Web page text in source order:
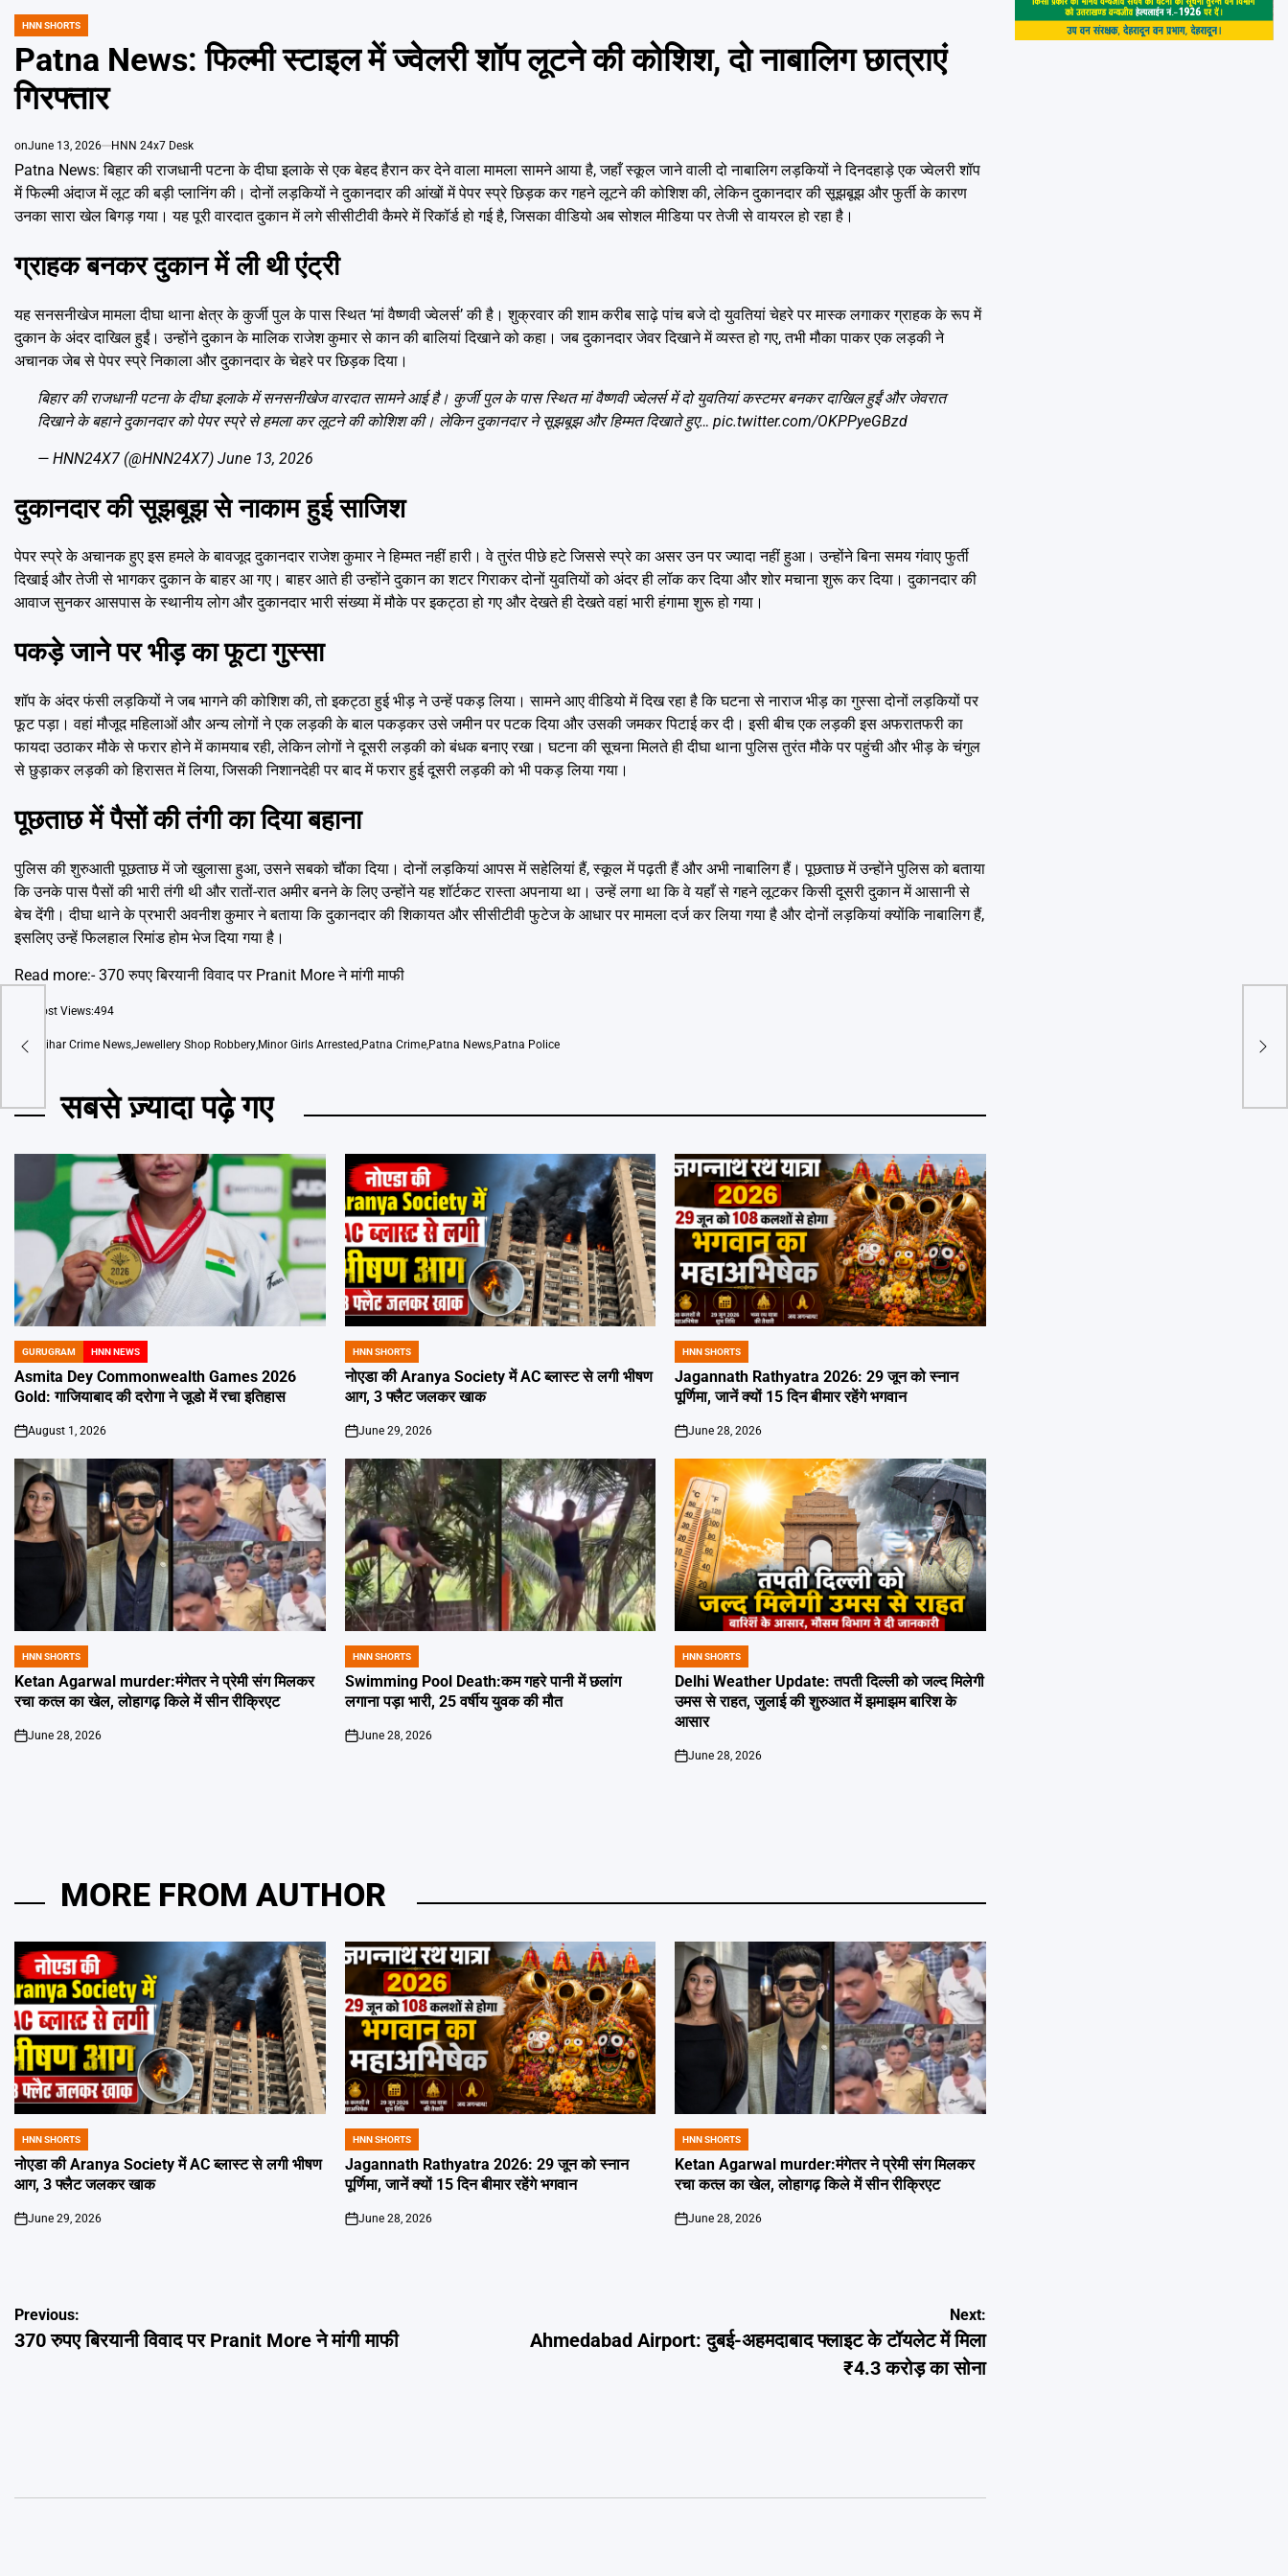
POSTED
IN
HNN SHORTS
Patna News: फिल्मी स्टाइल में ज्वेलरी शॉप लूटने की कोशिश, दो नाबालिग छात्राएं
गिरफ्तार
onJune 13, 2026 HNN 24x7 Desk
Patna News: बिहार की राजधानी पटना के दीघा इलाके से एक बेहद हैरान कर देने वाला मामला सामने आया है, जहाँ स्कूल जाने वाली दो नाबालिग लड़कियों ने दिनदहाड़े एक ज्वेलरी शॉप
में फिल्मी अंदाज में लूट की बड़ी प्लानिंग की। दोनों लड़कियों ने दुकानदार की आंखों में पेपर स्प्रे छिड़क कर गहने लूटने की कोशिश की, लेकिन दुकानदार की सूझबूझ और फुर्ती के कारण
उनका सारा खेल बिगड़ गया। यह पूरी वारदात दुकान में लगे सीसीटीवी कैमरे में रिकॉर्ड हो गई है, जिसका वीडियो अब सोशल मीडिया पर तेजी से वायरल हो रहा है।
ग्राहक बनकर दुकान में ली थी एंट्री
यह सनसनीखेज मामला दीघा थाना क्षेत्र के कुर्जी पुल के पास स्थित ‘मां वैष्णवी ज्वेलर्स’ की है। शुक्रवार की शाम करीब साढ़े पांच बजे दो युवतियां चेहरे पर मास्क लगाकर ग्राहक के रूप में
दुकान के अंदर दाखिल हुईं। उन्होंने दुकान के मालिक राजेश कुमार से कान की बालियां दिखाने को कहा। जब दुकानदार जेवर दिखाने में व्यस्त हो गए, तभी मौका पाकर एक लड़की ने
अचानक जेब से पेपर स्प्रे निकाला और दुकानदार के चेहरे पर छिड़क दिया।
बिहार की राजधानी पटना के दीघा इलाके में सनसनीखेज वारदात सामने आई है। कुर्जी पुल के पास स्थित मां वैष्णवी ज्वेलर्स में दो युवतियां कस्टमर बनकर दाखिल हुईं और जेवरात
दिखाने के बहाने दुकानदार को पेपर स्प्रे से हमला कर लूटने की कोशिश की। लेकिन दुकानदार ने सूझबूझ और हिम्मत दिखाते हुए… pic.twitter.com/OKPPyeGBzd
— HNN24X7 (@HNN24X7) June 13, 2026
दुकानदार की सूझबूझ से नाकाम हुई साजिश
पेपर स्प्रे के अचानक हुए इस हमले के बावजूद दुकानदार राजेश कुमार ने हिम्मत नहीं हारी। वे तुरंत पीछे हटे जिससे स्प्रे का असर उन पर ज्यादा नहीं हुआ। उन्होंने बिना समय गंवाए फुर्ती
दिखाई और तेजी से भागकर दुकान के बाहर आ गए। बाहर आते ही उन्होंने दुकान का शटर गिराकर दोनों युवतियों को अंदर ही लॉक कर दिया और शोर मचाना शुरू कर दिया। दुकानदार की
आवाज सुनकर आसपास के स्थानीय लोग और दुकानदार भारी संख्या में मौके पर इकट्ठा हो गए और देखते ही देखते वहां भारी हंगामा शुरू हो गया।
पकड़े जाने पर भीड़ का फूटा गुस्सा
शॉप के अंदर फंसी लड़कियों ने जब भागने की कोशिश की, तो इकट्ठा हुई भीड़ ने उन्हें पकड़ लिया। सामने आए वीडियो में दिख रहा है कि घटना से नाराज भीड़ का गुस्सा दोनों लड़कियों पर
फूट पड़ा। वहां मौजूद महिलाओं और अन्य लोगों ने एक लड़की के बाल पकड़कर उसे जमीन पर पटक दिया और उसकी जमकर पिटाई कर दी। इसी बीच एक लड़की इस अफरातफरी का
फायदा उठाकर मौके से फरार होने में कामयाब रही, लेकिन लोगों ने दूसरी लड़की को बंधक बनाए रखा। घटना की सूचना मिलते ही दीघा थाना पुलिस तुरंत मौके पर पहुंची और भीड़ के चंगुल
से छुड़ाकर लड़की को हिरासत में लिया, जिसकी निशानदेही पर बाद में फरार हुई दूसरी लड़की को भी पकड़ लिया गया।
पूछताछ में पैसों की तंगी का दिया बहाना
पुलिस की शुरुआती पूछताछ में जो खुलासा हुआ, उसने सबको चौंका दिया। दोनों लड़कियां आपस में सहेलियां हैं, स्कूल में पढ़ती हैं और अभी नाबालिग हैं। पूछताछ में उन्होंने पुलिस को बताया
कि उनके पास पैसों की भारी तंगी थी और रातों-रात अमीर बनने के लिए उन्होंने यह शॉर्टकट रास्ता अपनाया था। उन्हें लगा था कि वे यहाँ से गहने लूटकर किसी दूसरी दुकान में आसानी से
बेच देंगी। दीघा थाने के प्रभारी अवनीश कुमार ने बताया कि दुकानदार की शिकायत और सीसीटीवी फुटेज के आधार पर मामला दर्ज कर लिया गया है और दोनों लड़कियां क्योंकि नाबालिग हैं,
इसलिए उन्हें फिलहाल रिमांड होम भेज दिया गया है।
Read more:-370 रुपए बिरयानी विवाद पर Pranit More ने मांगी माफी
Post Views:494
Tags Bihar Crime NewsJewellery Shop Robbery Minor Girls Arrested Patna Crime Patna News Patna Police
सबसे ज़्यादा पढ़े गए
POSTED
IN
GURUGRAM HNN NEWS
Asmita Dey Commonwealth Games 2026
Gold: गाजियाबाद की दरोगा ने जूडो में रचा इतिहास
on
August 1, 2026
POSTED
IN
HNN SHORTS
नोएडा की Aranya Society में AC ब्लास्ट से लगी भीषण
आग, 3 फ्लैट जलकर खाक
on
June 29, 2026
POSTED
IN
HNN SHORTS
Jagannath Rathyatra 2026: 29 जून को स्नान
पूर्णिमा, जानें क्यों 15 दिन बीमार रहेंगे भगवान
on
June 28, 2026
POSTED
IN
HNN SHORTS
Ketan Agarwal murder:मंगेतर ने प्रेमी संग मिलकर
रचा कत्ल का खेल, लोहागढ़ किले में सीन रीक्रिएट
on
June 28, 2026
POSTED
IN
HNN SHORTS
Swimming Pool Death:कम गहरे पानी में छलांग
लगाना पड़ा भारी, 25 वर्षीय युवक की मौत
on
June 28, 2026
POSTED
IN
HNN SHORTS
Delhi Weather Update: तपती दिल्ली को जल्द मिलेगी
उमस से राहत, जुलाई की शुरुआत में झमाझम बारिश के
आसार
on
June 28, 2026
MORE FROM AUTHOR
POSTED
IN
HNN SHORTS
नोएडा की Aranya Society में AC ब्लास्ट से लगी भीषण
आग, 3 फ्लैट जलकर खाक
on
June 29, 2026
POSTED
IN
HNN SHORTS
Jagannath Rathyatra 2026: 29 जून को स्नान
पूर्णिमा, जानें क्यों 15 दिन बीमार रहेंगे भगवान
on
June 28, 2026
POSTED
IN
HNN SHORTS
Ketan Agarwal murder:मंगेतर ने प्रेमी संग मिलकर
रचा कत्ल का खेल, लोहागढ़ किले में सीन रीक्रिएट
on
June 28, 2026
Post
navigation
Previous:
370 रुपए बिरयानी विवाद पर Pranit More ने मांगी माफी
Next:
Ahmedabad Airport: दुबई-अहमदाबाद फ्लाइट के टॉयलेट में मिला
₹4.3 करोड़ का सोना